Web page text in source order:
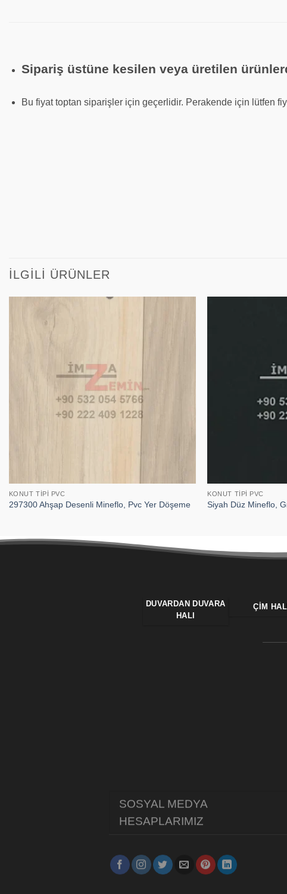
Sipariş üstüne kesilen veya üretilen
Bu fiyat toptan siparişler için geçerlidir. Perakende için lütfen
İLGILI ÜRÜNLER
KONUT TIPI PVC
297300 Ahşap Desenli Mineflo, Pvc Yer Döşeme
KONUT TIPI PVC
Siyah Düz Mineflo,
DUVARDAN DUVARA
HALI
ÇIM
SOSYAL MEDYA
HESAPLARIMIZ